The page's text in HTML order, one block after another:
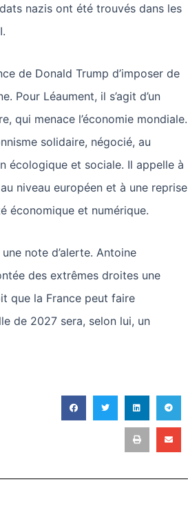
nazis ont été trouvés dans les
de Donald Trump d’imposer de
Pour Léaument, il s’agit d’un
qui menace l’économie mondiale.
solidaire, négocié, au
écologique et sociale. Il appelle à
niveau européen et à une reprise
économique et numérique.
note d’alerte. Antoine
des extrêmes droites une
que la France peut faire
de 2027 sera, selon lui, un